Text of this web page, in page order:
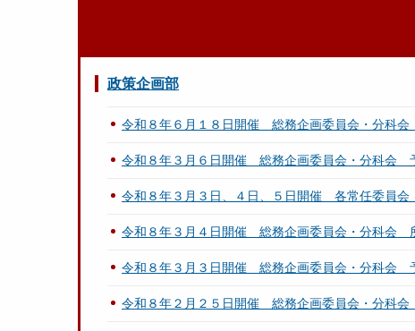
政策企画部
令和８年６月１８日開催 総務企画委員会・分科
令和８年３月６日開催 総務企画委員会・分科会
令和８年３月３日、４日、５日開催 各常任委員
令和８年３月４日開催 総務企画委員会・分科会
令和８年３月３日開催 総務企画委員会・分科会
令和８年２月２５日開催 総務企画委員会・分科会